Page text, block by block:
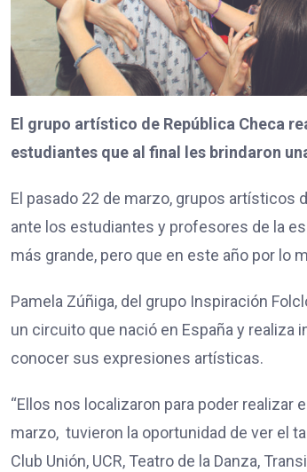
El grupo artístico de República Checa
estudiantes que al final les brindaron
El pasado 22 de marzo, grupos artísticos
ante los estudiantes y profesores de la
más grande, pero que en este año por lo
Pamela Zúñiga, del grupo Inspiración
un circuito que nació en España y
conocer sus expresiones artísticas.
“Ellos nos localizaron para poder realizar
marzo, tuvieron la oportunidad de ver el
Club Unión, UCR, Teatro de la Danza,